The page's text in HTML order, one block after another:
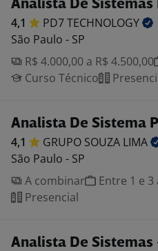
Analista De Sistemas
4,1 PD7TECHNOLOGY
São Paulo - SP
R$ 4.000,00 a R$ 4.500,00
Curso Técnico
Analista De Sistema
4,1 GRUPO SOUZA LIMA
São Paulo - SP
A combinar
Entre 1 e 3
Presencial
Analista De Sistemas